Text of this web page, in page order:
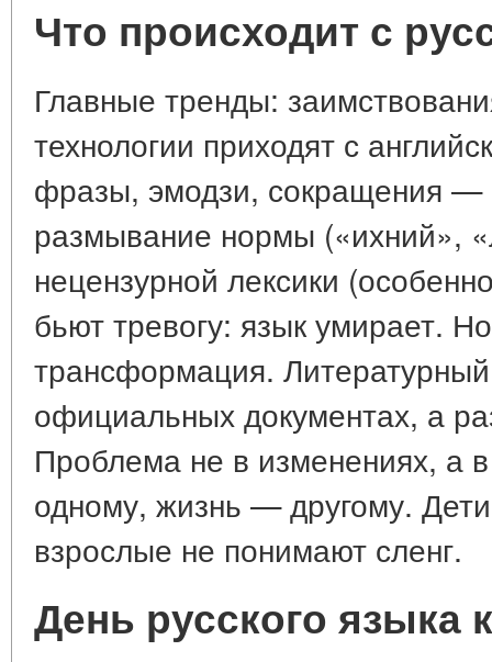
Что происходит с
Главные тренды:
технологии приходят с
фразы, эмодзи, сокращения —
размывание нормы («ихний»,
нецензурной лексики
бьют тревогу: язык умирает.
трансформация. Литературный
официальных документах, а
Проблема не в изменениях, а
одному, жизнь — другому.
взрослые не понимают сленг.
День русского языка